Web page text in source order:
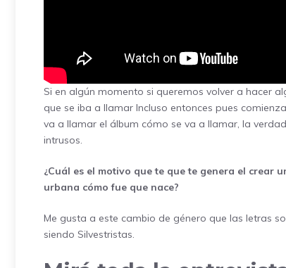
Si en algún momento si queremos volver a hacer
que se iba a llamar Incluso entonces pues
va a llamar el álbum cómo se va a llamar, la
intrusos.
¿Cuál es el motivo que te que te genera el crear
urbana cómo fue que nace?
Me gusta a este cambio de género que las letras
siendo Silvestristas.